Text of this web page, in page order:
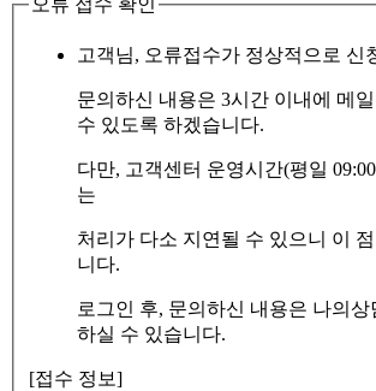
고객님, 오류접수가 정상적으로 신
문의하신 내용은 3시간 이내에 메
수 있도록 하겠습니다.
다만, 고객센터 운영시간(평일 09:00
는
처리가 다소 지연될 수 있으니 이
니다.
로그인 후, 문의하신 내용은 나의상
하실 수 있습니다.
[접수 정보]